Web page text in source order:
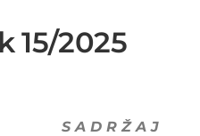
15/2025
S A D R Ž A J